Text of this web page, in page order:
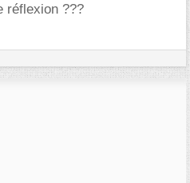
réflexion ???